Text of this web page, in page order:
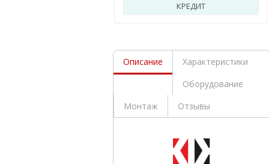
КРЕДИТ
Описание
Характеристики
Оборудование
Монтаж
Отзывы